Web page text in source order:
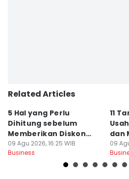
Related Articles
5 Hal yang Perlu
Dihitung sebelum
Memberikan Diskon
Besar pada Produk
09 Agu 2026, 16:25 WIB
Business
11
dan
09